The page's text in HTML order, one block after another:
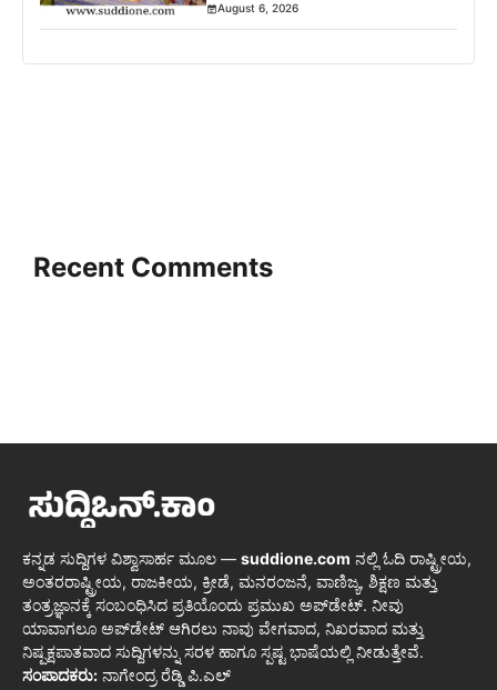
August 6, 2026
Recent Comments
ಕನ್ನಡ ಸುದ್ದಿಗಳ ವಿಶ್ವಾಸಾರ್ಹ ಮೂಲ — suddione.com ನಲ್ಲಿ ಓದಿ ರಾಷ್ಟ್ರೀಯ,
ಅಂತರರಾಷ್ಟ್ರೀಯ, ರಾಜಕೀಯ, ಕ್ರೀಡೆ, ಮನರಂಜನೆ, ವಾಣಿಜ್ಯ, ಶಿಕ್ಷಣ ಮತ್ತು
ತಂತ್ರಜ್ಞಾನಕ್ಕೆ ಸಂಬಂಧಿಸಿದ ಪ್ರತಿಯೊಂದು ಪ್ರಮುಖ ಅಪ್‌ಡೇಟ್. ನೀವು
ಯಾವಾಗಲೂ ಅಪ್‌ಡೇಟ್ ಆಗಿರಲು ನಾವು ವೇಗವಾದ, ನಿಖರವಾದ ಮತ್ತು
ನಿಷ್ಪಕ್ಷಪಾತವಾದ ಸುದ್ದಿಗಳನ್ನು ಸರಳ ಹಾಗೂ ಸ್ಪಷ್ಟ ಭಾಷೆಯಲ್ಲಿ ನೀಡುತ್ತೇವೆ.
ಸಂಪಾದಕರು: ನಾಗೇಂದ್ರ ರೆಡ್ಡಿ ಪಿ.ಎಲ್